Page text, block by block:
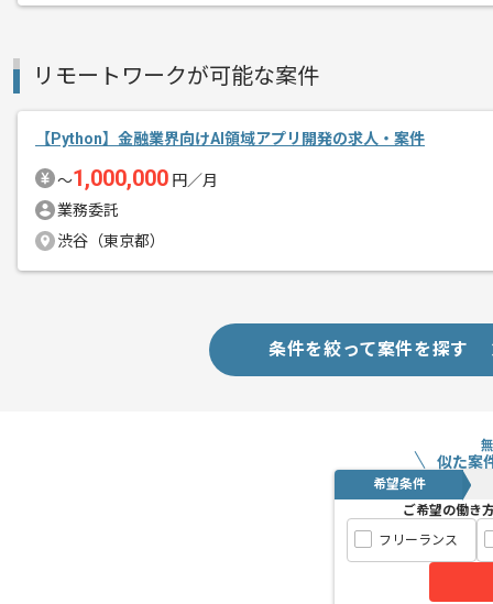
メント
BtoBtoC向けWebシステムの開発を担当
未経験分野についても積極的に挑戦し、
リモートワークが可能な案件
【Python】金融業界向けAI領域アプリ開発の求人・案件
〜1,000,000 円／月
業務委託
渋谷（東京都）
条件を絞って案件を探す
似た案
希望条件
ご希望の働き
フリーランス